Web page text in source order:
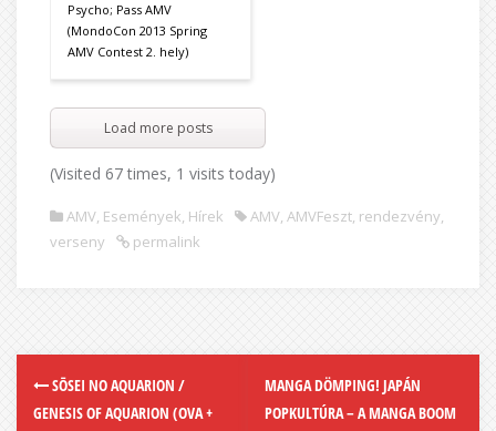
Psycho; Pass AMV
(MondoCon 2013 Spring
AMV Contest 2. hely)
Load more posts
(Visited 67 times, 1 visits today)
AMV, Események, Hírek AMV, AMVFeszt, rendezvény,
verseny
permalink
SŌSEI NO AQUARION /
GENESIS OF AQUARION (OVA +
MANGA DÖMPING! JAPÁN
POPKULTÚRA – A MANGA BOOM